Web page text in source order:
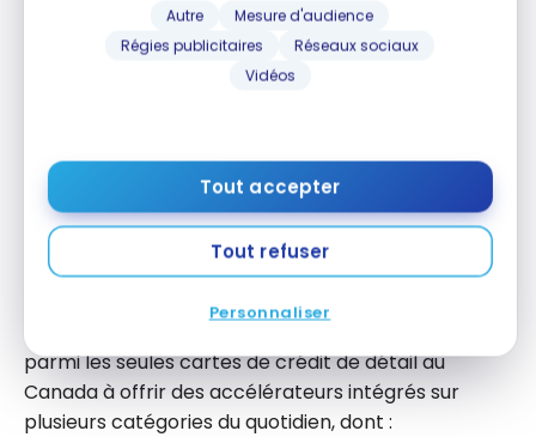
Autre
Mesure d'audience
Régies publicitaires
Réseaux sociaux
Vidéos
Tout accepter
Tout refuser
Personnaliser
fallait payer les taxes en argent) : un vrai
gain pour ceux qui rachètent en voyage.
Cartes de crédit Récompenses
Bleu
BMO a lancé ses nouvellescartes de crédit
Récompenses Bleu le 2 juin 2026 : la Mastercard
Récompenses Bleu et la Mastercard World Elite
parmi les seules cartes de crédit de détail au
Canada à offrir des accélérateurs intégrés sur
plusieurs catégories du quotidien, dont :